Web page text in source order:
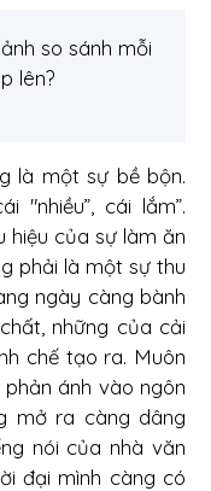
so sánh mỗi
lên?
là một sự bề bộn.
"nhiều”, cái lắm”.
hiệu của sự làm ăn
phải là một sự thu
ngày càng bành
những của cải
chế tạo ra. Muôn
ánh vào ngôn
mở ra càng dâng
nói của nhà văn
đại mình càng có